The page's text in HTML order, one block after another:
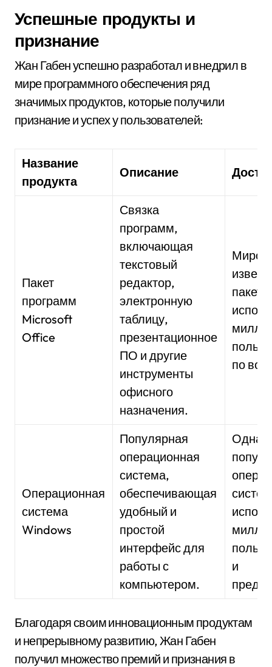
Успешные продукты и
признание
Жан Габен успешно разработал и внедрил в
мире программного обеспечения ряд
значимых продуктов, которые получили
признание и успех у пользователей:
Название
продукта
Описание
Пакет
программ
Microsoft
Office
Связка
программ,
включающая
текстовый
редактор,
электронную
таблицу,
презентационное
ПО и другие
инструменты
офисного
назначения.
пакет,
по
Операционная
система
Windows
Популярная
операционная
система,
обеспечивающая
удобный и
простой
интерфейс для
работы с
компьютером.
Одна
и
Благодаря своим инновационным продуктам
и непрерывному развитию, Жан Габен
получил множество премий и признания в